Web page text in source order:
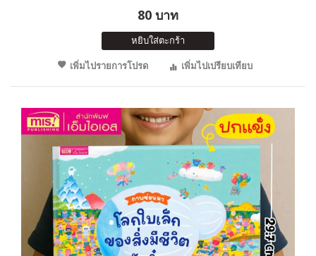
80 บาท
หยิบใส่ตะกร้า
เพิ่มไปรายการโปรด
เพิ่มไปเปรียบเทียบ